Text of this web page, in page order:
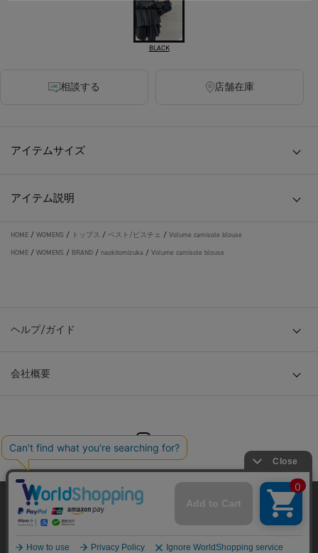
BLACK
相談する 店舗在庫
アイテムサイズ
アイテム説明
HOME / WOMENS / トップス / ベスト/ビスチェ / Volume camisole blouse
HOME / WOMENS / BRAND / naokitomizuka / Volume camisole blouse
ヘルプ/ガイド
会社概要
© TOKYO BASE CO., LTD
当サイトはクッキー(cookie)を使用します。クッキーはサイト内
の一部の機能および、サイトの使用状況の分析からマーケティ
ング活動に利用することを目的としています。
プライバシーポリシーはこちら